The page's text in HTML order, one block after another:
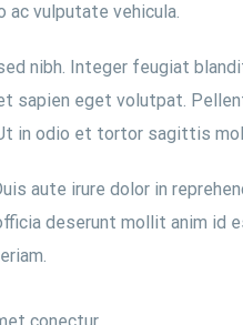
ac vulputate vehicula.
nibh. Integer feugiat
sapien eget volutpat.
in odio et tortor sagittis
aute irure dolor in
deserunt mollit anim